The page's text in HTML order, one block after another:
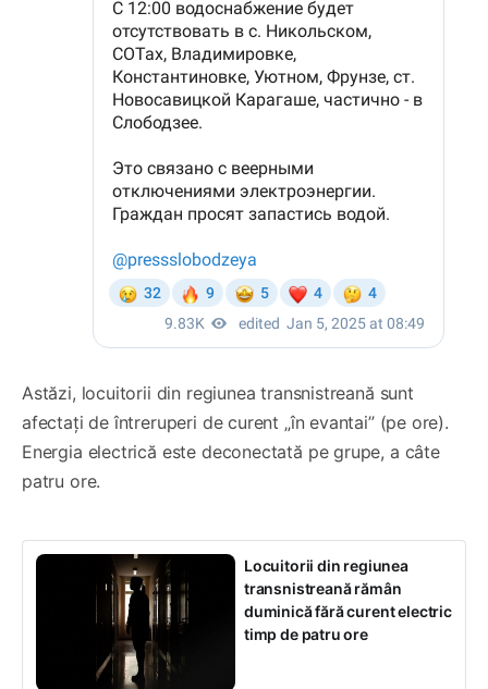
Astăzi, locuitorii din regiunea transnistreană sunt
afectați de întreruperi de curent „în evantai” (pe ore).
Energia electrică este deconectată pe grupe, a câte
patru ore.
Locuitorii din regiunea
transnistreană rămân
duminică fără curent electric
timp de patru ore